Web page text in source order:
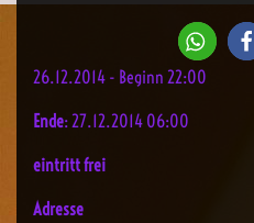
26.12.2014 - Beginn 22:00
Ende: 27.12.2014 06:00
eintritt frei
Adresse